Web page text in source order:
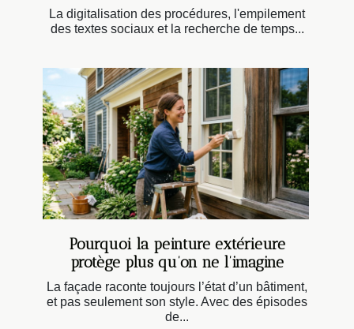
La digitalisation des procédures, l'empilement
des textes sociaux et la recherche de temps...
Pourquoi la peinture extérieure
protège plus qu’on ne l’imagine
La façade raconte toujours l’état d’un bâtiment,
et pas seulement son style. Avec des épisodes
de...